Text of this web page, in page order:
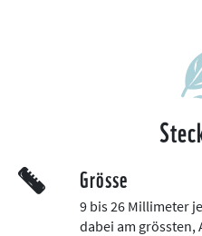
Grösse
9 bis 26 Millimeter
dabei am